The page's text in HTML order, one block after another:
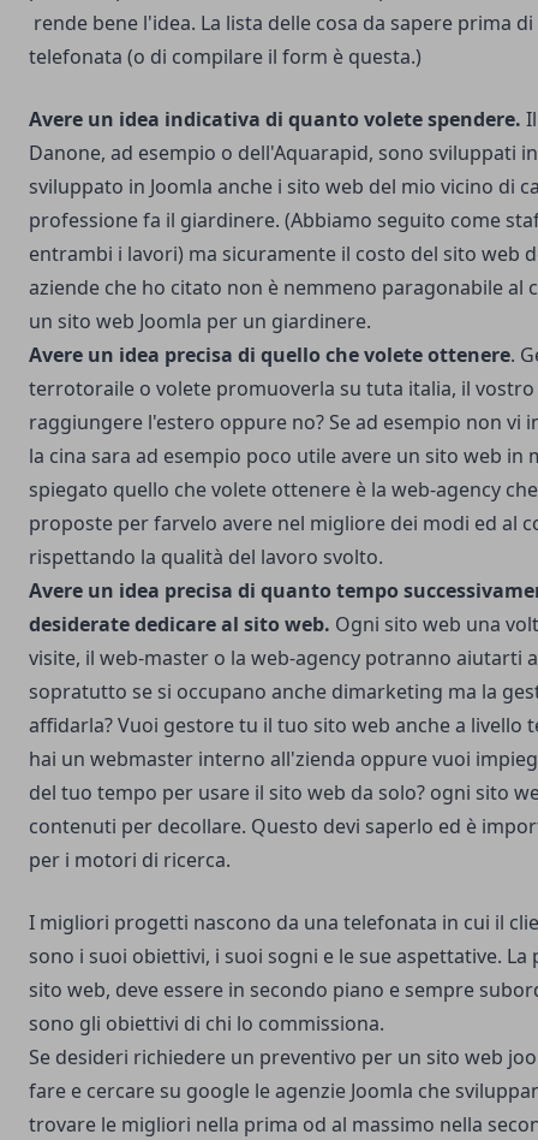
rende bene l'idea. La lista delle cosa da sapere prima
telefonata (o di compilare il form è questa.)
Avere un idea indicativa di quanto volete spendere.
Danone, ad esempio o dell'Aquarapid, sono sviluppati
sviluppato in Joomla anche i sito web del mio vicino di
professione fa il giardinere. (Abbiamo seguito come
entrambi i lavori) ma sicuramente il costo del sito web
aziende che ho citato non è nemmeno paragonabile al
un sito web Joomla per un giardinere.
Avere un idea precisa di quello che volete ottenere.
terrotoraile o volete promuoverla su tuta italia, il
raggiungere l'estero oppure no? Se ad esempio non vi
la cina sara ad esempio poco utile avere un sito web in
spiegato quello che volete ottenere è la web-agency
proposte per farvelo avere nel migliore dei modi ed al
rispettando la qualità del lavoro svolto.
Avere un idea precisa di quanto tempo
desiderate dedicare al sito web. Ogni sito web una
visite, il web-master o la web-agency potranno aiutarti
sopratutto se si occupano anche dimarketing ma la
affidarla? Vuoi gestore tu il tuo sito web anche a livello
hai un webmaster interno all'zienda oppure vuoi
del tuo tempo per usare il sito web da solo? ogni sito
contenuti per decollare. Questo devi saperlo ed è
per i motori di ricerca.
I migliori progetti nascono da una telefonata in cui il
sono i suoi obiettivi, i suoi sogni e le sue aspettative. La
sito web, deve essere in secondo piano e sempre
sono gli obiettivi di chi lo commissiona.
Se desideri richiedere un preventivo per un sito web
fare e cercare su google le agenzie Joomla che
trovare le migliori nella prima od al massimo nella